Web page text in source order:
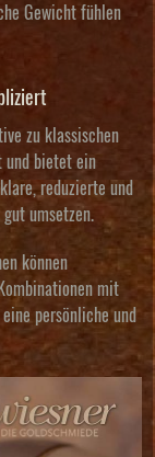
Gewicht fühlen
zu klassischen
und bietet ein
reduzierte und
umsetzen.
können
mit
persönliche und